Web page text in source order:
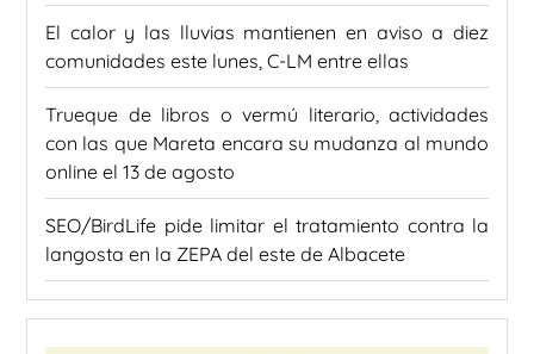
El calor y las lluvias mantienen en aviso a diez
comunidades este lunes, C-LM entre ellas
Trueque de libros o vermú literario, actividades
con las que Mareta encara su mudanza al mundo
online el 13 de agosto
SEO/BirdLife pide limitar el tratamiento contra la
langosta en la ZEPA del este de Albacete